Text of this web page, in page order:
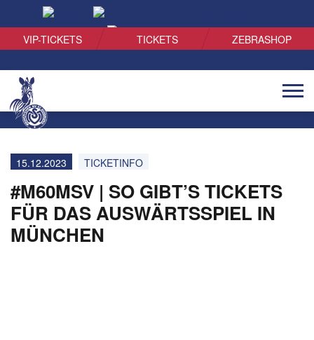
VIP-TICKETS TICKETS ZEBRASHOP
15.12.2023 TICKETINFO
#M60MSV | SO GIBT’S TICKETS
FÜR DAS AUSWÄRTSSPIEL IN
MÜNCHEN